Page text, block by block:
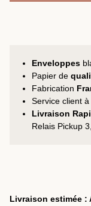
Enveloppes
Papier de
Fabrication
Service client
Livraison
Relais Pickup
Livraison estimée :